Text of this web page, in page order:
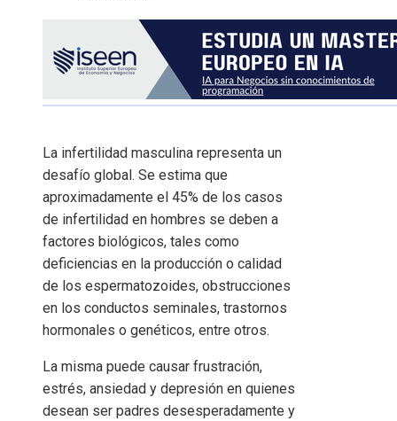
La infertilidad masculina representa un
desafío global. Se estima que
aproximadamente el 45% de los casos
de infertilidad en hombres se deben a
factores biológicos, tales como
deficiencias en la producción o calidad
de los espermatozoides, obstrucciones
en los conductos seminales, trastornos
hormonales o genéticos, entre otros.
La misma puede causar frustración,
estrés, ansiedad y depresión en quienes
desean ser padres desesperadamente y